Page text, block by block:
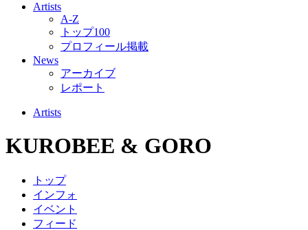
Artists
A-Z
トップ100
プロフィール掲載
News
アーカイブ
レポート
Artists
KUROBEE & GORO
トップ
インフォ
イベント
フィード